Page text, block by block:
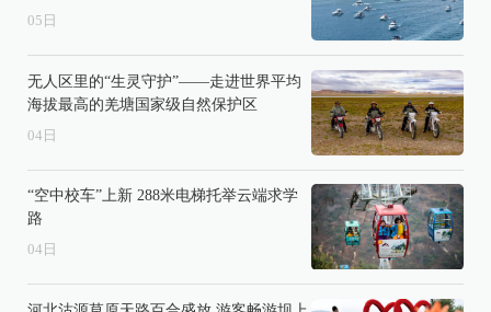
05 日
无人区里的“生灵守护”——走进世界平均
海拔最高的羌塘国家级自然保护区
04 日
“空中校车”上新 288米电梯托举云端求学
路
04 日